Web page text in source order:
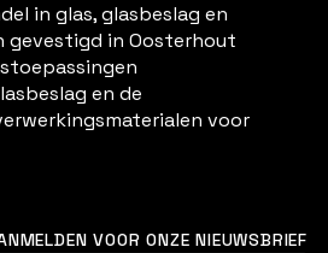
in glas, glasbeslag en
gevestigd in Oosterhout
en de
voor
VOOR ONZE NIEUWSBRIEF